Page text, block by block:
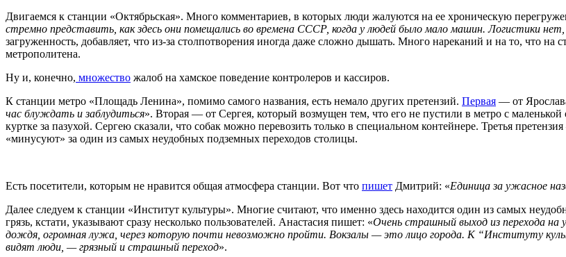
Двигаемся к станции «Октябрьская». Много комментариев, в которых люди жалуются на ее хроническую
стремно представить, как здесь они помещались во времена СССР, когда у людей было мало машин. Логистики
загруженность, добавляет, что из-за столпотворения иногда даже сложно дышать. Много нареканий и на то, что на
метрополитена.
Ну и, конечно, множество жалоб на хамское поведение контролеров и кассиров.
К станции метро «Площадь Ленина», помимо самого названия, есть немало других претензий. Первая — от
час блуждать и заблудиться». Вторая — от Сергея, который возмущен тем, что его не пустили в метро с
куртке за пазухой. Сергею сказали, что собак можно перевозить только в специальном контейнере. Третья
«минусуют» за один из самых неудобных подземных переходов столицы.
Есть посетители, которым не нравится общая атмосфера станции. Вот что пишет Дмитрий: «Единица за ужасное
Далее следуем к станции «Институт культуры». Многие считают, что именно здесь находится один из самых
грязь, кстати, указывают сразу несколько пользователей. Анастасия пишет: «Очень страшный выход из перехода на
дождя, огромная лужа, через которую почти невозможно пройти. Вокзалы — это лицо города. К “Институту
видят люди, — грязный и страшный переход».